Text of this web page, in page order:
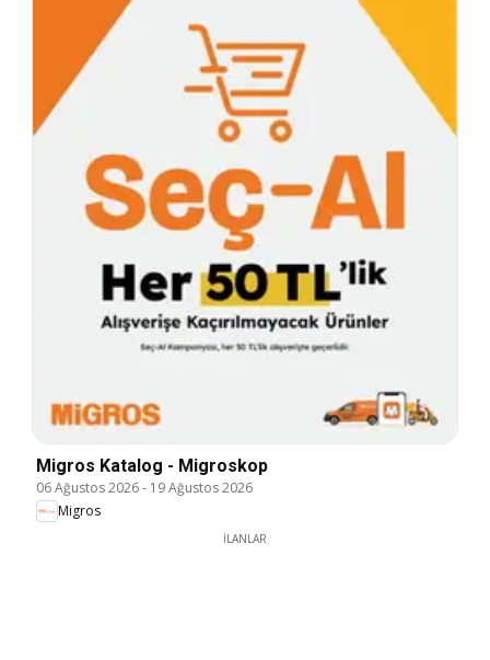
Migros Katalog - Migroskop
06 Ağustos 2026- 19 Ağustos 2026
Migros
İLANLAR